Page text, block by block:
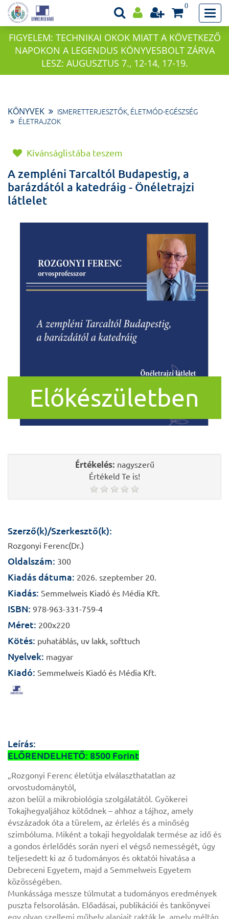
0
FIGYELEM: TECHNIKAI OKOK MIATT A KÖVETKEZŐ
NAPOKON A LEGENDUS KÖNYVESBOLT ZÁRVA
LESZ: AUGUSZTUS 7., 12-14, 17-19.
KÖNYVEK
ISMERETTERJESZTŐK, ÉLETMÓD-EGÉSZSÉG
ÉLETRAJZOK
Kívánságlistába teszem
A zempléni Tarcaltól Budapestig, a
barázdától a katedráig - Önéletrajzi
látlelet
Előkészületben
Értékelés: nagyszerű
Értékeld Te is!
Szerző(k)/Szerkesztő(k):
Rozgonyi Ferenc(Dr.)
Oldalszám: 300
Kiadás dátuma: 2026. szeptember 20.
Kiadás: Semmelweis Kiadó és Média Kft.
ISBN: 978-963-331-759-4
Méret: 200x220
Kötés: puhatáblás, uv lakk, softtuch
Nyelvek: magyar
Kiadó: Semmelweis Kiadó és Média Kft.
Leírás:
ELŐRENDELHETŐ: 8500 Forint
„Rozgonyi Ferenc életútja elválaszthatatlan az
orvostudománytól,
azon belül a mikrobiológia szolgálatától. Gyökerei
Tokajhegyaljához kötődnek – ahhoz a tájhoz, amely
évszázadok óta a türelem, az érlelés és a minőség
szimbóluma. Miként a tokaji hegyoldalak termése az idő és
a gondos érlelődés során nyeri el végső nemességét, úgy
teljesedett ki az ő tudományos és oktatói hivatása a
Debreceni Egyetem, majd a Semmelweis Egyetem
közösségében.
Munkássága messze túlmutat a tudományos eredmények
puszta felsorolásán. Előadásai, publikációi és tankönyvei
egy olyan szellemi műhely alapjait rakták le, amely méltán